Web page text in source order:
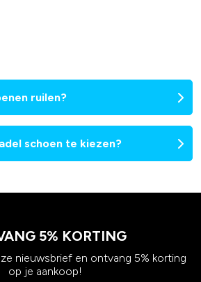
ruilen?
schoen te kiezen?
5% KORTING
nieuwsbrief en ontvang 5% korting
op je aankoop!